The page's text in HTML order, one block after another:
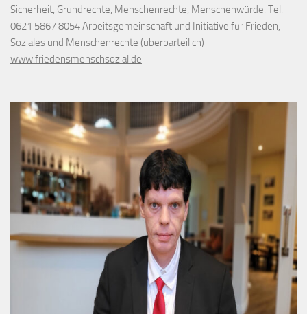
Sicherheit, Grundrechte, Menschenrechte, Menschenwürde. Tel.
0621 5867 8054 Arbeitsgemeinschaft und Initiative für Frieden,
Soziales und Menschenrechte (überparteilich)
www.friedensmenschsozial.de